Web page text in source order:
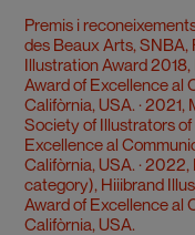
Premis i
des Beaux Arts, SNBA,
Illustration Award 2018,
Award of Excellence al
Califòrnia, USA. ·
Society of Illustrators of
Excellence al
Califòrnia, USA. ·
category), Hiiibrand
Award of Excellence al
Califòrnia, USA.